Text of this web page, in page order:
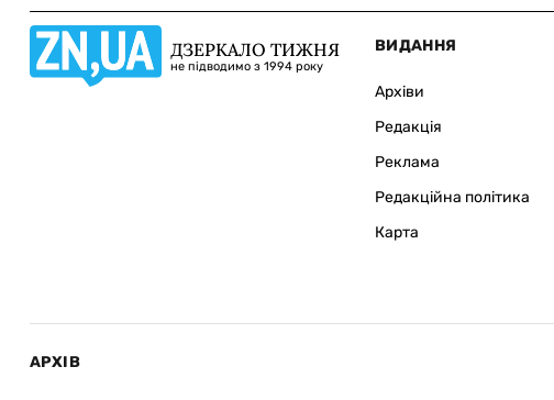
ДЗЕРКАЛО ТИЖНЯ
не підводимо з 1994 року
ВИДАННЯ
Архіви
Редакція
Реклама
Редакційна політика
Карта
АРХІВ